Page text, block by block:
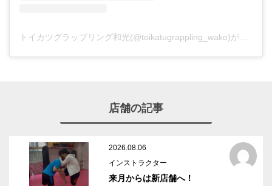
店舗の記事
2026.08.06
インストラクター
来月からは新店舗へ！